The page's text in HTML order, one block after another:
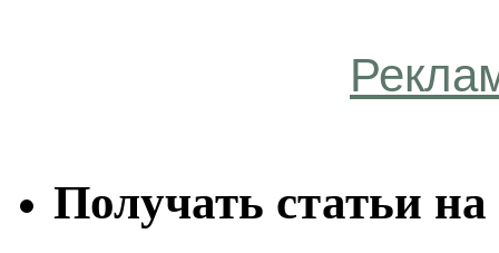
Получать статьи